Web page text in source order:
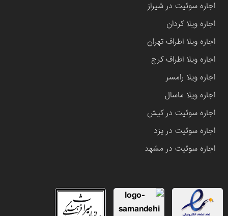
اجاره سوئیت در شیراز
اجاره ویلا کردان
اجاره ویلا اطراف تهران
اجاره ویلا اطراف کرج
اجاره ویلا رامسر
اجاره ویلا ماسال
اجاره سوئیت در کیش
اجاره سوئیت در یزد
اجاره سوئیت در مشهد